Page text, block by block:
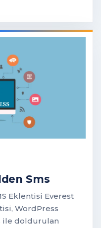
Sms
Eklentisi Everest
WordPress
ile doldurulan